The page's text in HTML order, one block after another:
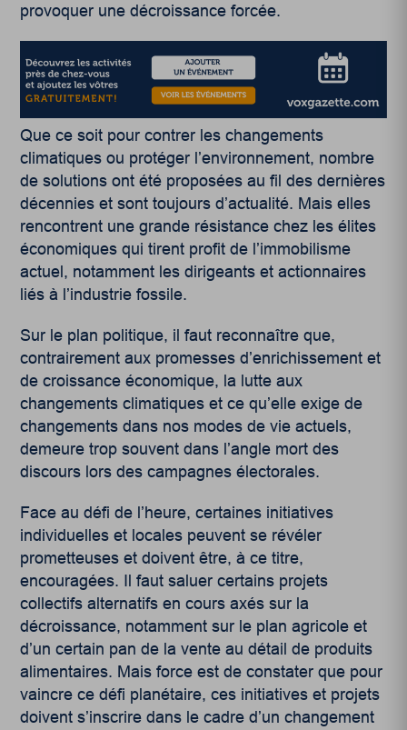
provoquer une décroissance forcée.
Que ce soit pour contrer les changements
climatiques ou protéger l’environnement, nombre
de solutions ont été proposées au fil des dernières
décennies et sont toujours d’actualité. Mais elles
rencontrent une grande résistance chez les élites
économiques qui tirent profit de l’immobilisme
actuel, notamment les dirigeants et actionnaires
liés à l’industrie fossile.
Sur le plan politique, il faut reconnaître que,
contrairement aux promesses d’enrichissement et
de croissance économique, la lutte aux
changements climatiques et ce qu’elle exige de
changements dans nos modes de vie actuels,
demeure trop souvent dans l’angle mort des
discours lors des campagnes électorales.
Face au défi de l’heure, certaines initiatives
individuelles et locales peuvent se révéler
prometteuses et doivent être, à ce titre,
encouragées. Il faut saluer certains projets
collectifs alternatifs en cours axés sur la
décroissance, notamment sur le plan agricole et
d’un certain pan de la vente au détail de produits
alimentaires. Mais force est de constater que pour
vaincre ce défi planétaire, ces initiatives et projets
doivent s’inscrire dans le cadre d’un changement